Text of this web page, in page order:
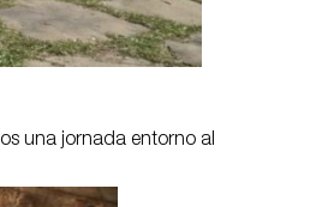
una jornada entorno al